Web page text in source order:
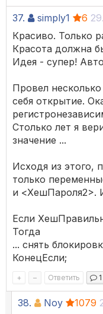
37. simply1 6
Красиво. Только
Красота должна
Идея - супер!
Провел
себя открытие.
Столько лет я
значение ...
Исходя из этого,
только
и <ХешПароля2>.
Если
Тогда
... снять
КонецЕсли;
+ – Ответить 1
38. Noy 1079